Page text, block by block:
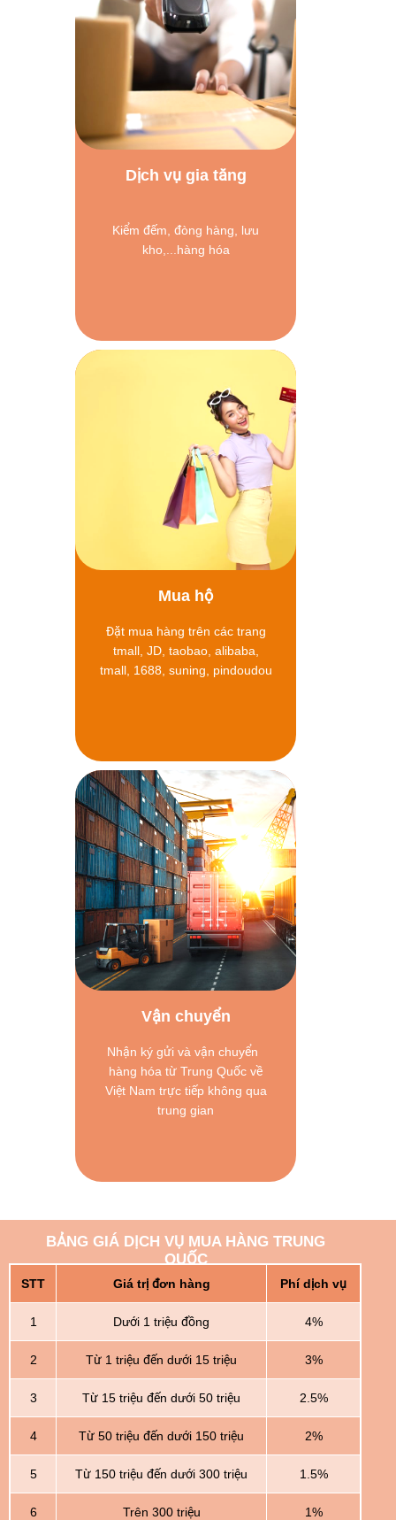
Dịch vụ gia tăng
Kiểm đếm, đòng hàng, lưu
kho,...hàng hóa
Mua hộ
Đặt mua hàng trên các trang
tmall, JD, taobao, alibaba,
tmall, 1688, suning, pindoudou
Vận chuyển
Nhận ký gửi và vận chuyển
hàng hóa từ Trung Quốc về
Việt Nam trực tiếp không qua
trung gian
BẢNG GIÁ DỊCH VỤ MUA HÀNG TRUNG
QUỐC
STT Giá trị đơn hàng Phí dịch vụ
1 Dưới 1 triệu đồng 4%
2 Từ 1 triệu đến dưới 15 triệu 3%
3 Từ 15 triệu đến dưới 50 triệu 2.5%
4 Từ 50 triệu đến dưới 150 triệu 2%
5 Từ 150 triệu đến dưới 300 triệu 1.5%
6 Trên 300 triệu 1%